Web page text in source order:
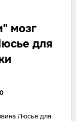
мозг
для
0